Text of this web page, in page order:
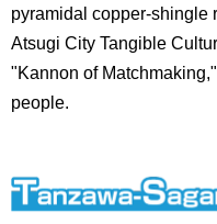
pyramidal copper-shingle
Atsugi City Tangible
"Kannon of
people.